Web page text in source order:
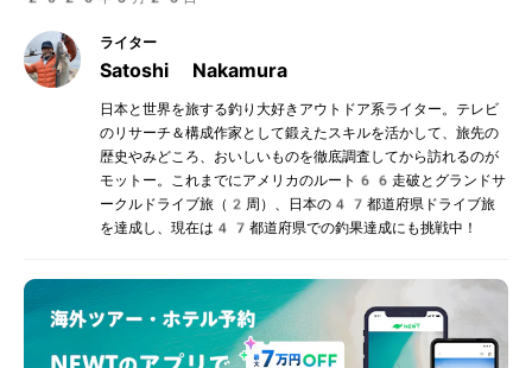
ライター
Satoshi Nakamura
日本と世界を旅する釣り大好きアウトドア系ライター。テレビ
のリサーチ＆構成作家として鍛えたスキルを活かして、旅先の
歴史やみどころ、おいしいものを徹底調査してから訪れるのが
モットー。これまでにアメリカのルート66走破とグランドサ
ークルドライブ旅（2周）、日本の47都道府県ドライブ旅
を達成し、現在は47都道府県での釣果達成にも挑戦中！